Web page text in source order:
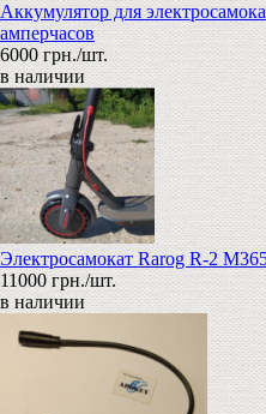
Аккумулятор для
амперчасов
6000 грн./шт.
в наличии
Электросамокат Rarog R-2
11000 грн./шт.
в наличии